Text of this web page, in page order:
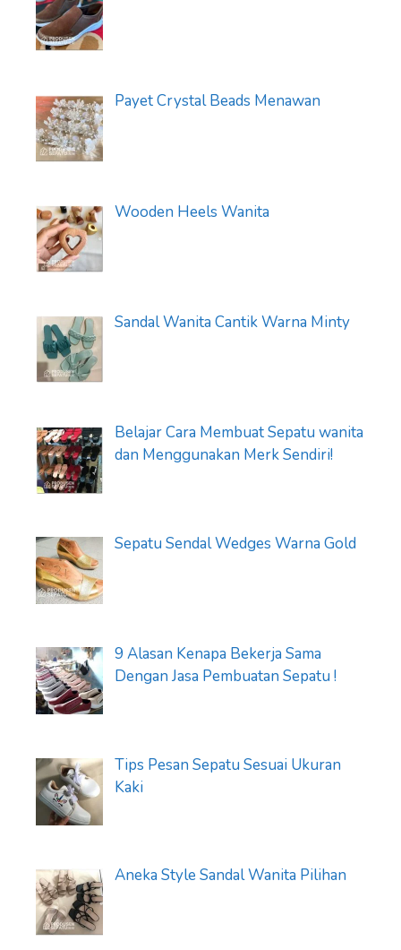
Payet Crystal Beads Menawan
Wooden Heels Wanita
Sandal Wanita Cantik Warna Minty
Belajar Cara Membuat Sepatu wanita
dan Menggunakan Merk Sendiri!
Sepatu Sendal Wedges Warna Gold
9 Alasan Kenapa Bekerja Sama
Dengan Jasa Pembuatan Sepatu !
Tips Pesan Sepatu Sesuai Ukuran
Kaki
Aneka Style Sandal Wanita Pilihan